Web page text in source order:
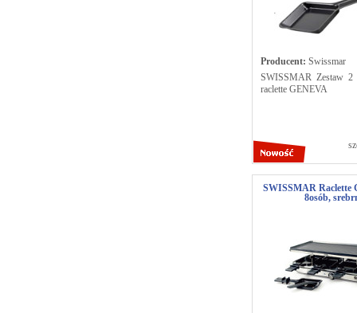
Producent: Swissmar
SWISSMAR Zestaw 2
raclette GENEVA
SWISSMAR Raclette
8osób,